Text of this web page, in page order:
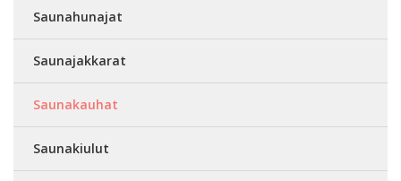
Saunahunajat
Saunajakkarat
Saunakauhat
Saunakiulut